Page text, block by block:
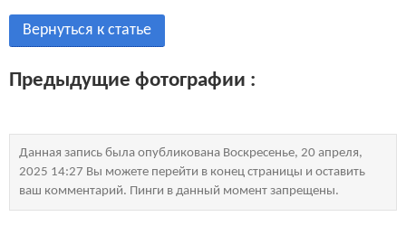
Вернуться к статье
Предыдущие фотографии :
Данная запись была опубликована Воскресенье, 20 апреля,
2025 14:27 Вы можете перейти в конец страницы и оставить
ваш комментарий. Пинги в данный момент запрещены.